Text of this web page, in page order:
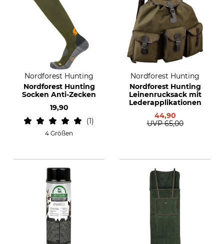
Nordforest Hunting
Nordforest Hunting
Socken Anti-Zecken
19,90
1
4 Größen
Nordforest Hunting
Nordforest Hunting
Leinenrucksack mit
Lederapplikationen
44,90
UVP 65,00